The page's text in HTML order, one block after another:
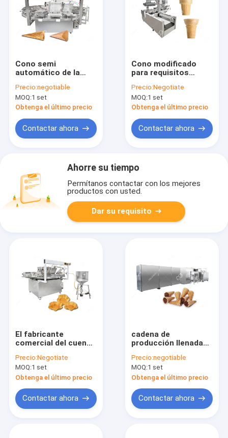
Cono semi
automático de la
que hace la máquina,
máquina 1200PCS/H
de la galleta del cono
Precio:negotiable
MOQ:1 set
Obtenga el último precio
Contactar ahora
Cono modificado
para requisitos
la magdalena que
hace máquina
2600PCS/H de alta
Precio:Negotiate
MOQ:1 set
Obtenga el último precio
Contactar ahora
Ahorre su tiempo
Permítanos contactar con los mejores
productos con usted.
Dar su requisito
El fabricante
comercial del cuenco
máquina que cocía
380V del cono de la
galleta del helado
modificó para
requisitos
particulares
Precio:Negotiate
MOQ:1 set
Obtenga el último precio
Contactar ahora
cadena de
producción llenada
mordedura del
chocolate de la
galleta 5000pcs/h
completamente
automática
Precio:negotiable
MOQ:1 set
Obtenga el último precio
Contactar ahora